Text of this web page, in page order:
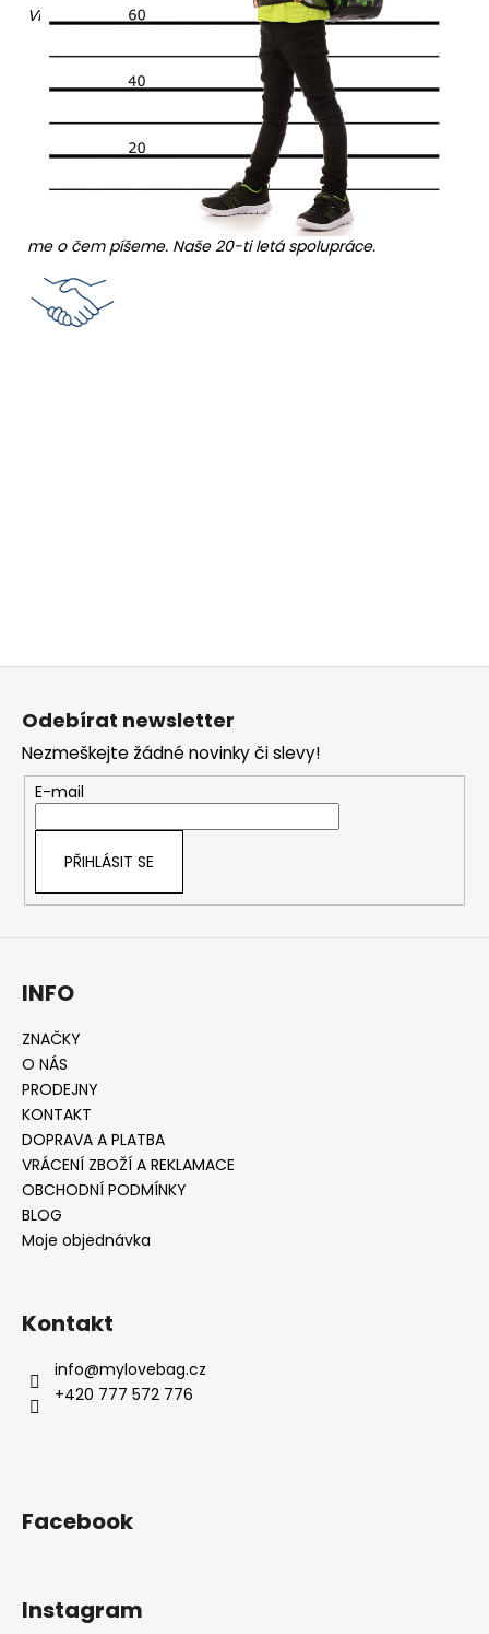
Ví
me o čem píšeme. Naše 20-ti letá spolupráce.
Z
Odebírat newsletter
Nezmeškejte žádné novinky či slevy!
E-mail
PŘIHLÁSIT SE
INFO
ZNAČKY
O NÁS
PRODEJNY
KONTAKT
DOPRAVA A PLATBA
VRÁCENÍ ZBOŽÍ A REKLAMACE
OBCHODNÍ PODMÍNKY
BLOG
Moje objednávka
Kontakt
info@mylovebag.cz
+420 777 572 776
Facebook
Instagram